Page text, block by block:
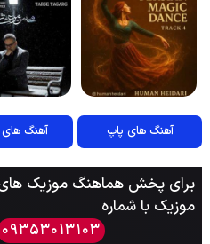
آهنگ های پاپ آهنگ
برای پخش هماهنگ موزیک
موزیک با شماره
09353013103